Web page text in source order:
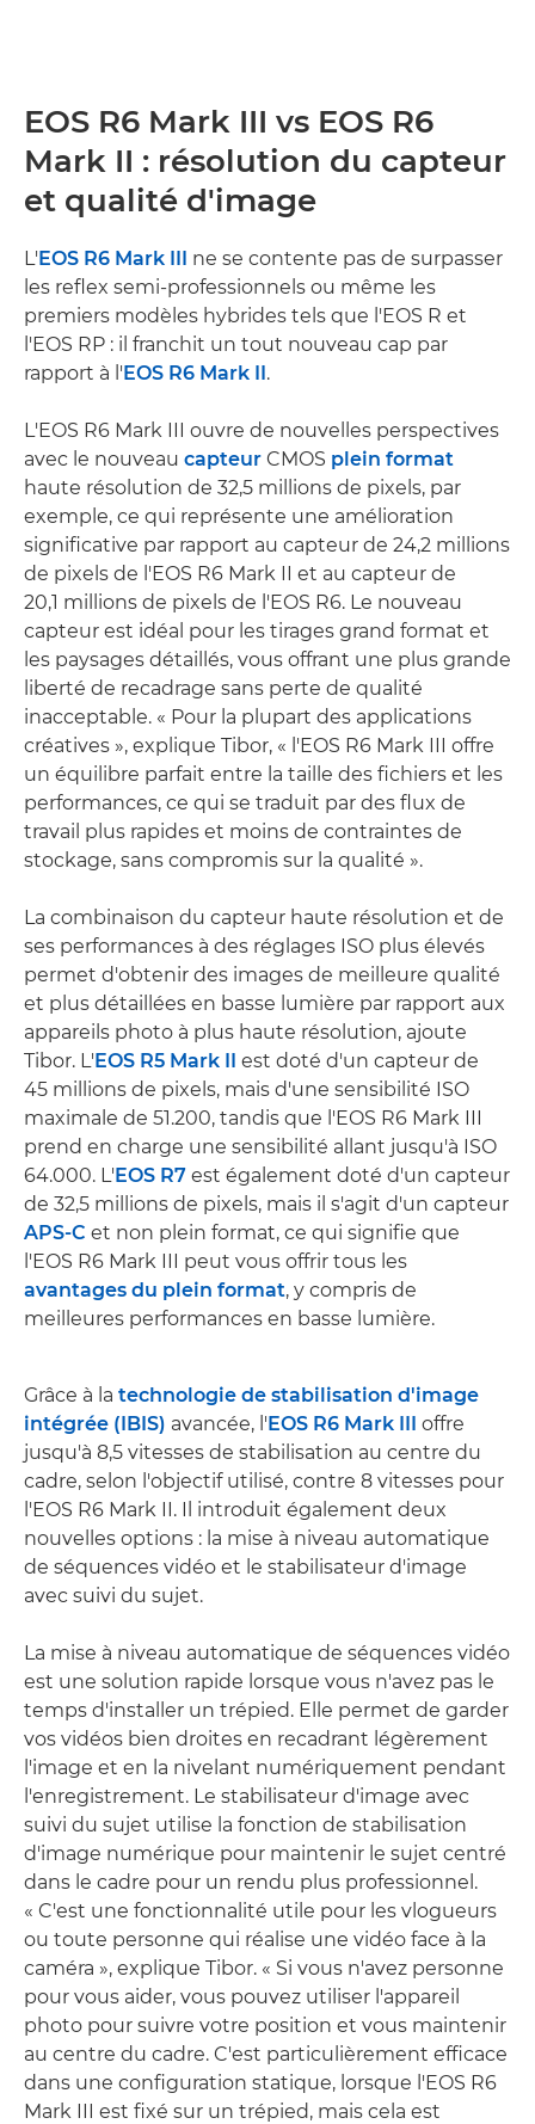
EOS R6 Mark III vs EOS R6
Mark II : résolution du capteur
et qualité d'image
L'EOS R6 Mark III ne se contente pas de surpasser
les reflex semi-professionnels ou même les
premiers modèles hybrides tels que l'EOS R et
l'EOS RP : il franchit un tout nouveau cap par
rapport à l'EOS R6 Mark II.
L'EOS R6 Mark III ouvre de nouvelles perspectives
avec le nouveau capteur CMOS plein format
haute résolution de 32,5 millions de pixels, par
exemple, ce qui représente une amélioration
significative par rapport au capteur de 24,2 millions
de pixels de l'EOS R6 Mark II et au capteur de
20,1 millions de pixels de l'EOS R6. Le nouveau
capteur est idéal pour les tirages grand format et
les paysages détaillés, vous offrant une plus grande
liberté de recadrage sans perte de qualité
inacceptable. « Pour la plupart des applications
créatives », explique Tibor, « l'EOS R6 Mark III offre
un équilibre parfait entre la taille des fichiers et les
performances, ce qui se traduit par des flux de
travail plus rapides et moins de contraintes de
stockage, sans compromis sur la qualité ».
La combinaison du capteur haute résolution et de
ses performances à des réglages ISO plus élevés
permet d'obtenir des images de meilleure qualité
et plus détaillées en basse lumière par rapport aux
appareils photo à plus haute résolution, ajoute
Tibor. L'EOS R5 Mark II est doté d'un capteur de
45 millions de pixels, mais d'une sensibilité ISO
maximale de 51.200, tandis que l'EOS R6 Mark III
prend en charge une sensibilité allant jusqu'à ISO
64.000. L'EOS R7 est également doté d'un capteur
de 32,5 millions de pixels, mais il s'agit d'un capteur
APS-C et non plein format, ce qui signifie que
l'EOS R6 Mark III peut vous offrir tous les
avantages du plein format, y compris de
meilleures performances en basse lumière.
Grâce à la technologie de stabilisation d'image
intégrée (IBIS) avancée, l'EOS R6 Mark III offre
jusqu'à 8,5 vitesses de stabilisation au centre du
cadre, selon l'objectif utilisé, contre 8 vitesses pour
l'EOS R6 Mark II. Il introduit également deux
nouvelles options : la mise à niveau automatique
de séquences vidéo et le stabilisateur d'image
avec suivi du sujet.
La mise à niveau automatique de séquences vidéo
est une solution rapide lorsque vous n'avez pas le
temps d'installer un trépied. Elle permet de garder
vos vidéos bien droites en recadrant légèrement
l'image et en la nivelant numériquement pendant
l'enregistrement. Le stabilisateur d'image avec
suivi du sujet utilise la fonction de stabilisation
d'image numérique pour maintenir le sujet centré
dans le cadre pour un rendu plus professionnel.
« C'est une fonctionnalité utile pour les vlogueurs
ou toute personne qui réalise une vidéo face à la
caméra », explique Tibor. « Si vous n'avez personne
pour vous aider, vous pouvez utiliser l'appareil
photo pour suivre votre position et vous maintenir
au centre du cadre. C'est particulièrement efficace
dans une configuration statique, lorsque l'EOS R6
Mark III est fixé sur un trépied, mais cela est